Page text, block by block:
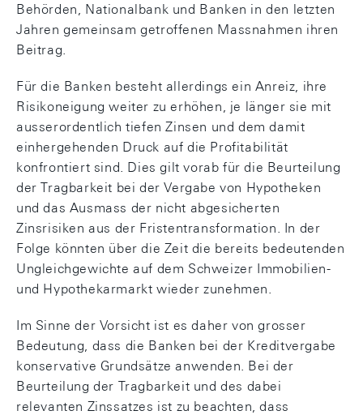
Behörden, Nationalbank und Banken in den letzten
Jahren gemeinsam getroffenen Massnahmen ihren
Beitrag.
Für die Banken besteht allerdings ein Anreiz, ihre
Risikoneigung weiter zu erhöhen, je länger sie mit
ausserordentlich tiefen Zinsen und dem damit
einhergehenden Druck auf die Profitabilität
konfrontiert sind. Dies gilt vorab für die Beurteilung
der Tragbarkeit bei der Vergabe von Hypotheken
und das Ausmass der nicht abgesicherten
Zinsrisiken aus der Fristentransformation. In der
Folge könnten über die Zeit die bereits bedeutenden
Ungleichgewichte auf dem Schweizer Immobilien-
und Hypothekarmarkt wieder zunehmen.
Im Sinne der Vorsicht ist es daher von grosser
Bedeutung, dass die Banken bei der Kreditvergabe
konservative Grundsätze anwenden. Bei der
Beurteilung der Tragbarkeit und des dabei
relevanten Zinssatzes ist zu beachten, dass